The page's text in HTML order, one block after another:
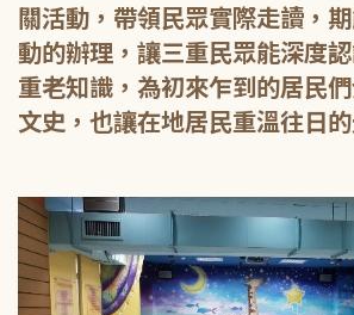
關活動，帶領民眾實際走讀，
動的辦理，讓三重民眾能深度
重老知識，為初來乍到的居民
文史，也讓在地居民重溫往日的